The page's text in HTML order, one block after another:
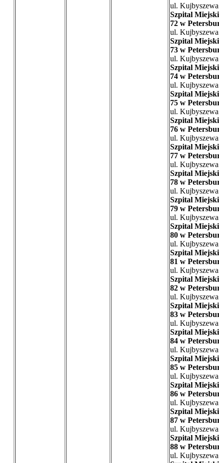
ul.
Szpital
72 w
ul.
Szpital
73 w
ul.
Szpital
74 w
ul.
Szpital
75 w
ul.
Szpital
76 w
ul.
Szpital
77 w
ul.
Szpital
78 w
ul.
Szpital
79 w
ul.
Szpital
80 w
ul.
Szpital
81 w
ul.
Szpital
82 w
ul.
Szpital
83 w
ul.
Szpital
84 w
ul.
Szpital
85 w
ul.
Szpital
86 w
ul.
Szpital
87 w
ul.
Szpital
88 w
ul.